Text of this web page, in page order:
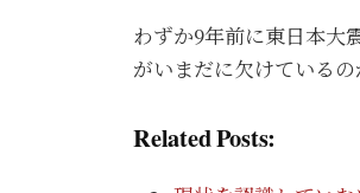
わずか9年前に東日本大
がいまだに欠けているの
Related Posts: